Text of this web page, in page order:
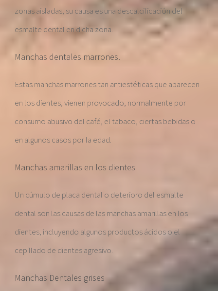
zonas aisladas, su causa es una descalcificación del
esmalte dental en dicha zona.
Manchas dentales marrones.
Estas manchas marrones tan antiestéticas que aparecen
en los dientes, vienen provocado, normalmente por
consumo abusivo del café, el tabaco, ciertas bebidas o
en algunos casos por la edad.
Manchas amarillas en los dientes
Un cúmulo de placa dental o deterioro del esmalte
dental son las causas de las manchas amarillas en los
dientes, incluyendo algunos productos ácidos o el
cepillado de dientes agresivo.
Manchas Dentales grises